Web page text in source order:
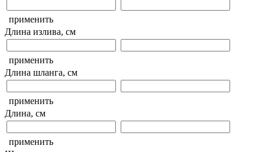
применить
Длина излива, см
применить
Длина шланга, см
применить
Длина, см
применить